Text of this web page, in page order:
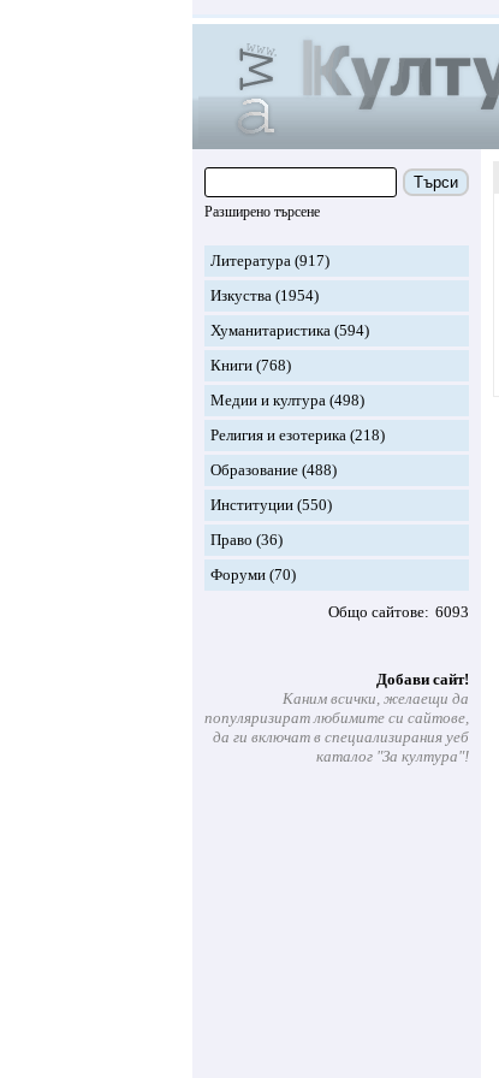
Търси
Разширено търсене
Литература (917)
Изкуства (1954)
Хуманитаристика (594)
Книги (768)
Медии и култура (498)
Религия и езотерика (218)
Образование (488)
Институции (550)
Право (36)
Форуми (70)
Общо сайтове 6093
Добави сайт!
Каним всички, желаещи да
популяризират любимите си сайтове,
да ги включат в специализирания уеб
каталог "За култура"!